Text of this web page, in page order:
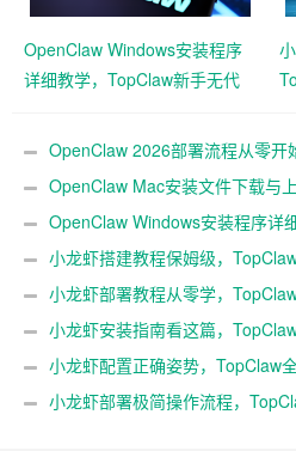
OpenClaw Windows安装程序
详细教学，TopClaw新手无代
OpenClaw 2026部署流程从零开
动企微OpenClaw Mac安装文件下载与
速本地起用
OpenClaw Windows安装程序详
分钟搭好
小龙虾搭建教程保姆级，
小龙虾部署教程从零学，
小龙虾安装指南看这篇，
小龙虾配置正确姿势，TopClaw
小龙虾部署极简操作流程，